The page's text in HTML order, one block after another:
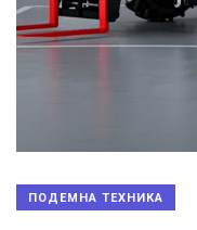
ПОДЕМНА ТЕХНИКА